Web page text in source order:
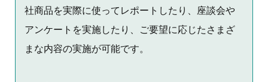
社商品を実際に使ってレポートしたり、座談会や
アンケートを実施したり、ご要望に応じたさまざ
まな内容の実施が可能です。